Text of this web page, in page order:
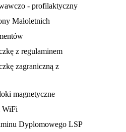
- profilaktyczny
Małoletnich
z regulaminem
zagraniczną z
magnetyczne
WiFi
Dyplomowego LSP